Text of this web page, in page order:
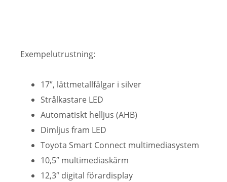
Exempelutrustning:
17″, lättmetallfälgar i silver
Strålkastare LED
Automatiskt helljus (AHB)
Dimljus fram LED
Toyota Smart Connect multimediasystem
10,5″ multimediaskärm
12,3″ digital förardisplay